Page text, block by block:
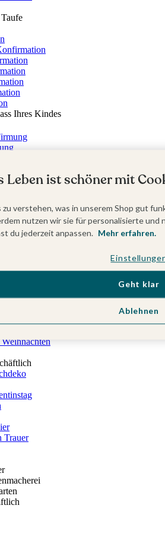
Ihres Kindes
gestalten
Trauer
Leben ist schöner mit
zu verstehen, was in unserem Shop gut
nutzen wir sie für personalisierte
du jederzeit anpassen. Mehr erfahren.
Ablehnen
Geht klar